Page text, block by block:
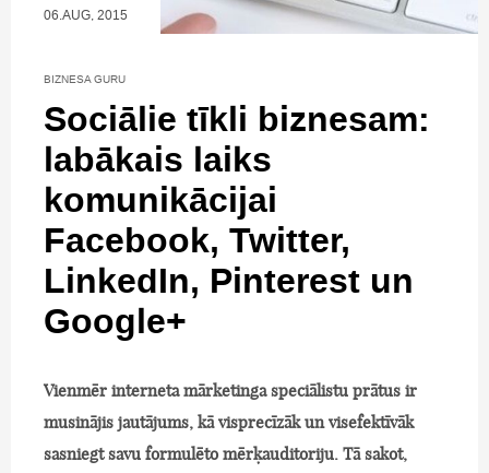
06.AUG, 2015
BIZNESA GURU
Sociālie tīkli biznesam:
labākais laiks
komunikācijai
Facebook, Twitter,
LinkedIn, Pinterest un
Google+
Vienmēr interneta mārketinga speciālistu prātus ir
musinājis jautājums, kā visprecīzāk un visefektīvāk
sasniegt savu formulēto mērķauditoriju. Tā sakot,